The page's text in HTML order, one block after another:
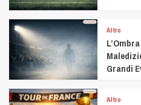
Altro
Grandi
Altro